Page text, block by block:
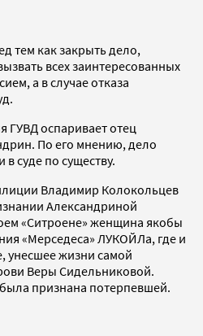
тем как закрыть дело,
всех заинтересованных
а в случае отказа
ГУВД оспаривает отец
По его мнению, дело
суде по существу.
Владимир Колокольцев
Александриной
«Ситроене» женщина якобы
«Мерседеса» ЛУКОЙЛа, где и
унесшее жизни самой
Веры Сидельниковой.
признана потерпевшей.